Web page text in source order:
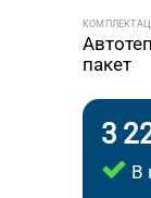
пакет
3
В